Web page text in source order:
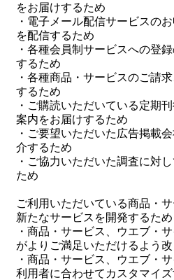
をお届けするため
・電子メール配信サービスの
を配信するため
・各種会員制サービスへの登
するため
・各種商品・サービスのご請
するため
・ご購読いただいている定期
案内をお届けするため
・ご要望いただいた広告掲載
介するため
・ご協力いただいた調査に対
ため
ご利用いただいている商品・
新たなサービスを開発するため
・商品・サービス、ウエブ・
がよりご満足いただけるよう
・商品・サービス、ウエブ・
利用者に合わせてカスタマイ